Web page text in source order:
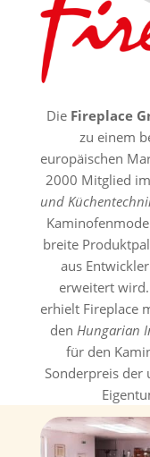
Die Fireplace
zu einem
europäischen
2000 Mitglied
und
breite
aus
erweitert wird.
erhielt Fireplace
den Hungarian
für den
Sonderpreis der